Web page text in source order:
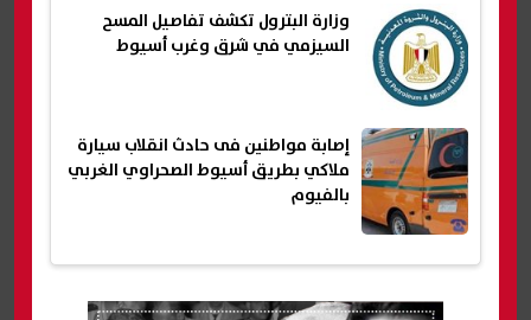
وزارة البترول تكشف تفاصيل المسح
السيزمي في شرق وغرب أسيوط
إصابة مواطنين فى حادث انقلاب سيارة
ملاكي بطريق أسيوط الصحراوي الغربي
بالفيوم